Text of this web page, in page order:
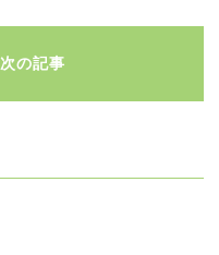
次の記事